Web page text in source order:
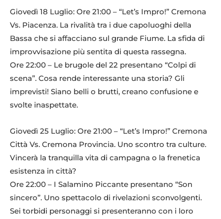
Giovedì 18 Luglio: Ore 21:00 – “Let’s Impro!” Cremona
Vs. Piacenza. La rivalità tra i due capoluoghi della
Bassa che si affacciano sul grande Fiume. La sfida di
improvvisazione più sentita di questa rassegna.
Ore 22:00 – Le brugole del 22 presentano “Colpi di
scena”. Cosa rende interessante una storia? Gli
imprevisti! Siano belli o brutti, creano confusione e
svolte inaspettate.
Giovedì 25 Luglio: Ore 21:00 – “Let’s Impro!” Cremona
Città Vs. Cremona Provincia. Uno scontro tra culture.
Vincerà la tranquilla vita di campagna o la frenetica
esistenza in città?
Ore 22:00 – I Salamino Piccante presentano “Son
sincero”. Uno spettacolo di rivelazioni sconvolgenti.
Sei torbidi personaggi si presenteranno con i loro